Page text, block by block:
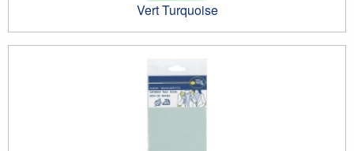
Vert Turquoise